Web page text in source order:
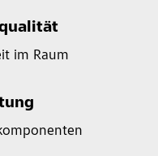
im Raum